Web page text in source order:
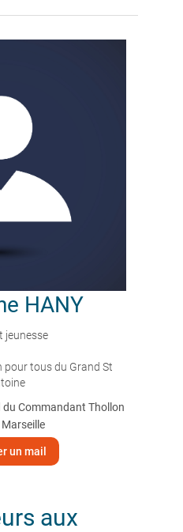
HANY
jeunesse
pour tous du Grand St
du Commandant Thollon
un mail
aux